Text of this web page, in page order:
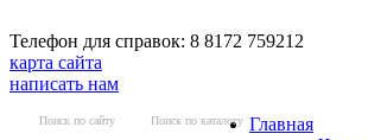
Телефон для справок: 8 8172 759212
карта сайта
написать нам
Поиск по сайту Поиск по каталогу Главная